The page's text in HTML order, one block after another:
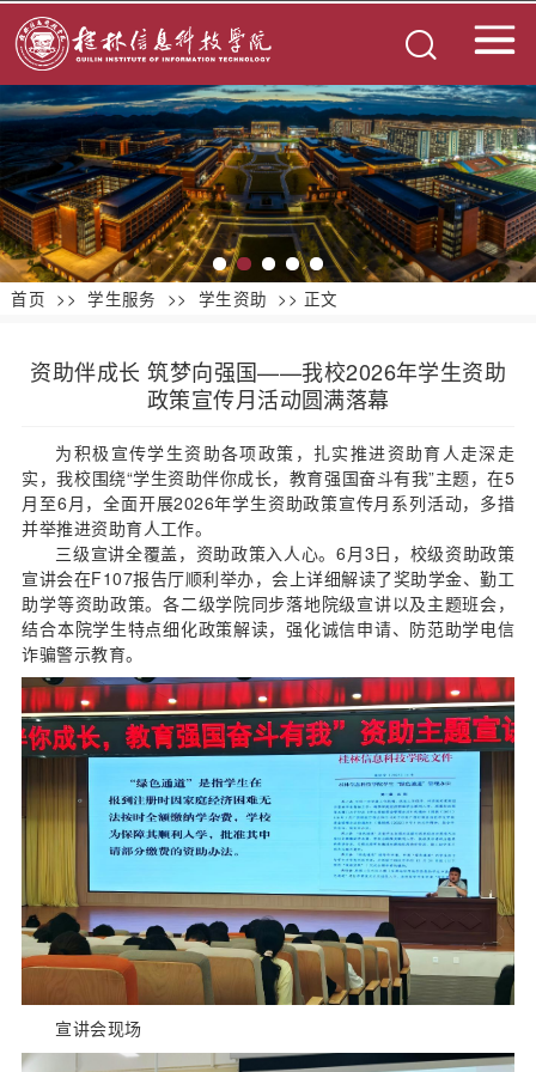
首页 >> 学生服务 >> 学生资助 >> 正文
资助伴成长 筑梦向强国——我校2026年学生资助
政策宣传月活动圆满落幕
为积极宣传学生资助各项政策，扎实推进资助育人走深走
实，我校围绕“学生资助伴你成长，教育强国奋斗有我”主题，在5
月至6月，全面开展2026年学生资助政策宣传月系列活动，多措
并举推进资助育人工作。
三级宣讲全覆盖，资助政策入人心。6月3日，校级资助政策
宣讲会在F107报告厅顺利举办，会上详细解读了奖助学金、勤工
助学等资助政策。各二级学院同步落地院级宣讲以及主题班会，
结合本院学生特点细化政策解读，强化诚信申请、防范助学电信
诈骗警示教育。
宣讲会现场